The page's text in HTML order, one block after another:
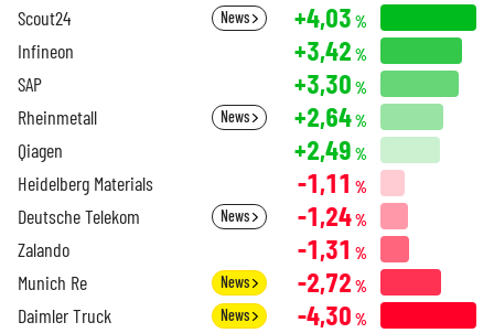
Scout24 News +4,03 %
Infineon +3,42 %
SAP +3,30 %
Rheinmetall News +2,64%
Qiagen +2,49 %
Heidelberg Materials -1,11 %
Deutsche Telekom News -1,24%
Zalando -1,31 %
Munich Re News -2,72 %
Daimler Truck News -4,30 %